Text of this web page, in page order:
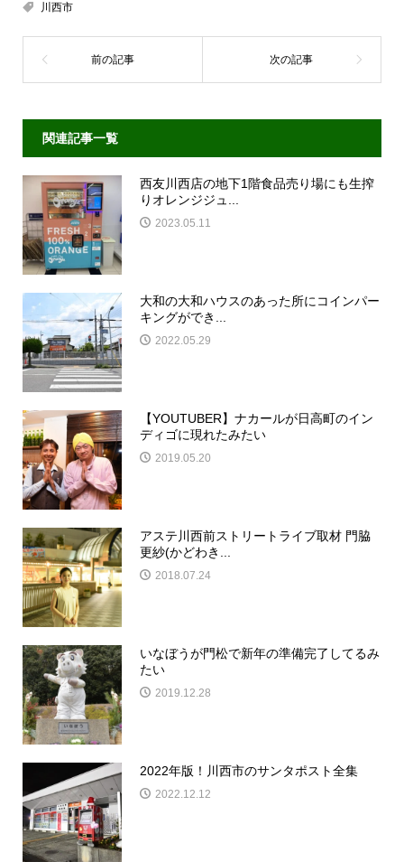
川西市
関連記事一覧
西友川西店の地下1階食品売り場にも生搾
りオレンジジュ...
2023.05.11
大和の大和ハウスのあった所にコインパー
キングができ...
2022.05.29
【YOUTUBER】ナカールが日高町のイン
ディゴに現れたみたい
2019.05.20
アステ川西前ストリートライブ取材 門脇
更紗(かどわき...
2018.07.24
いなぼうが門松で新年の準備完了してるみ
たい
2019.12.28
2022年版！川西市のサンタポスト全集
2022.12.12